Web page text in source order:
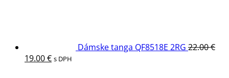
Dámske tanga QF8518E 2RG 22.00€
Pôvodná
19.00€Aktuálna
s DPH